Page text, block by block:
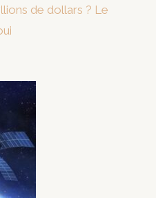
de dollars ? Le